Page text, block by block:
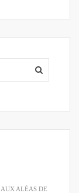
AUX ALÉAS DE